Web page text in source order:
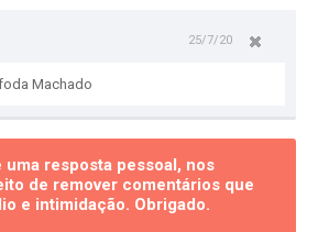
25/7/20
Machado
resposta pessoal, nos
de remover comentários que
e intimidação. Obrigado.